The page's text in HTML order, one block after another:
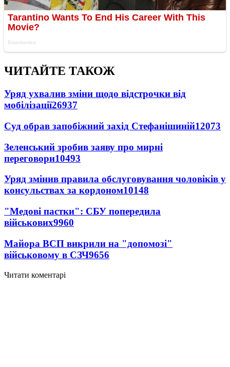
ЧИТАЙТЕ ТАКОЖ
Уряд ухвалив зміни щодо відстрочки від
мобілізації26937
Суд обрав запобіжний захід Стефанішиній12073
Зеленський зробив заяву про мирні
переговори10493
Уряд змінив правила обслуговування чоловіків у
консульствах за кордоном10148
"Медові пастки": СБУ попередила
військових9960
Майора ВСП викрили на "допомозі"
військовому в СЗЧ9656
Читати коментарі